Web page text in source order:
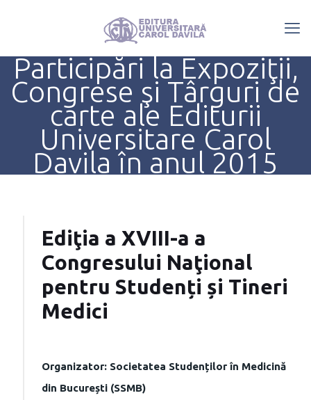
Participări la Expoziţii,
Congrese şi Târguri de
carte ale Editurii
Universitare Carol
Davila în anul 2015
Ediţia a XVIII-a a
Congresului Naţional
pentru Studenți și Tineri
Medici
Organizator: Societatea Studenților în Medicină
din București (SSMB)